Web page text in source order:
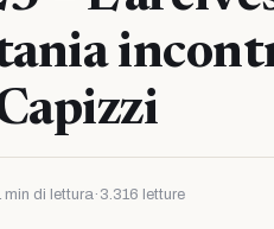
min di lettura· 3.316 letture